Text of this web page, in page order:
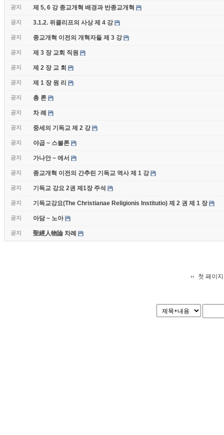
공지 제 5, 6 강 종교개혁 배경과 반종교개혁
공지 3.1.2. 위클리프의 사상 제 4 강
공지 종교개혁 이전의 개혁자들 제 3 강
공지 제 3 장 교회 직원
공지 제 2 장 교 회
공지 제 1 장 원 리
공지 총 론
공지 차 례
공지 중세의 기독교 제 2 강
공지 야곱 ~ 스불론
공지 가나안 ~ 에서
공지 종교개혁 이전의 간추린 기독교 역사 제 1 강
공지 기독교 강요 2권 제1장 주석
공지 기독교강요(The Christianae Religionis Institutio) 제 2 권 제 1 장
공지 아담 ~ 노아
공지 聖經人物論 차례
첫 페이지